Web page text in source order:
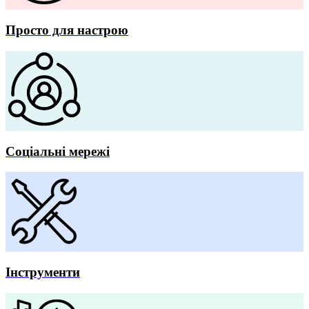
Просто для настрою
Соціальні мережі
Інструменти